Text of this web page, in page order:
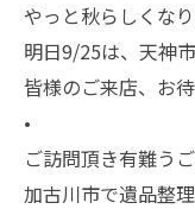
やっと秋らしくな
明日9/25は、天神
皆様のご来店、お
•
ご訪問頂き有難うご
加古川市で遺品整